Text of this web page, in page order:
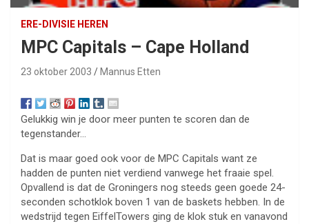
ERE-DIVISIE HEREN
MPC Capitals – Cape Holland
23 oktober 2003 Mannus Etten
Gelukkig win je door meer punten te scoren dan de
tegenstander…
Dat is maar goed ook voor de MPC Capitals want ze
hadden de punten niet verdiend vanwege het fraaie spel.
Opvallend is dat de Groningers nog steeds geen goede 24-
seconden schotklok boven 1 van de baskets hebben. In de
wedstrijd tegen EiffelTowers ging de klok stuk en vanavond